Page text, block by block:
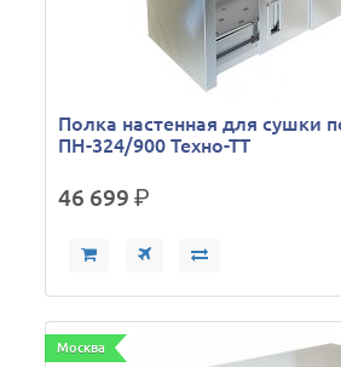
Полка настенная для сушки
ПН-324/900 Техно-ТТ
46 699р.
Москва